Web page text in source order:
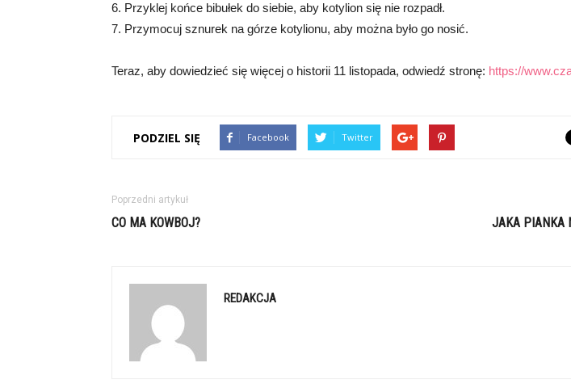
6. Przyklej końce bibułek do siebie, aby kotylion się nie rozpadł.
7. Przymocuj sznurek na górze kotylionu, aby można było go nosić.
Teraz, aby dowiedzieć się więcej o historii 11 listopada, odwiedź stronę: https://
PODZIEL SIĘ Facebook Twitter
Poprzedni artykuł
CO MA KOWBOJ? JAKA PIANKA
REDAKCJA